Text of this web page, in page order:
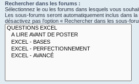
Rechercher dans les forums :
Sélectionnez le ou les forums dans lesquels vous
Les sous-forums seront automatiquement inclus dans
désactivez pas l’option « Rechercher dans les sous-